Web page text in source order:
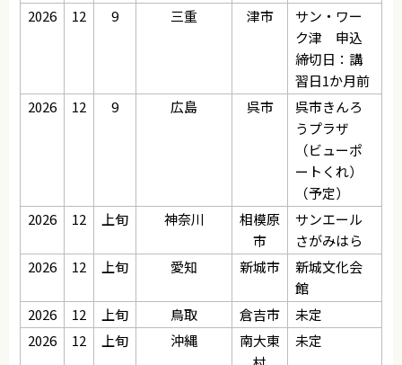
2026
12 9 三重 津市
サン・ワー
ク津 申込
締切日：講
習日1か月前
2026
12 9 広島 呉市
呉市きんろ
うプラザ
（ビューポ
ートくれ）
（予定）
2026
12 上旬 神奈川
相模原
市
サンエール
さがみはら
2026
12 上旬 愛知 新城市
新城文化会
館
2026
12 上旬 鳥取 倉吉市
未定
2026
12 上旬 沖縄
南大東
未定